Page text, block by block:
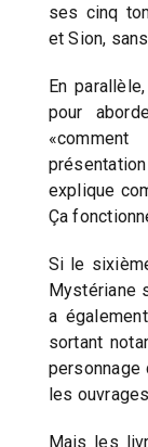
ses cinq
et Sion,
En
pour
explique
Ça
Si le
Mystériane
a
sortant
personnage
les
Mais les